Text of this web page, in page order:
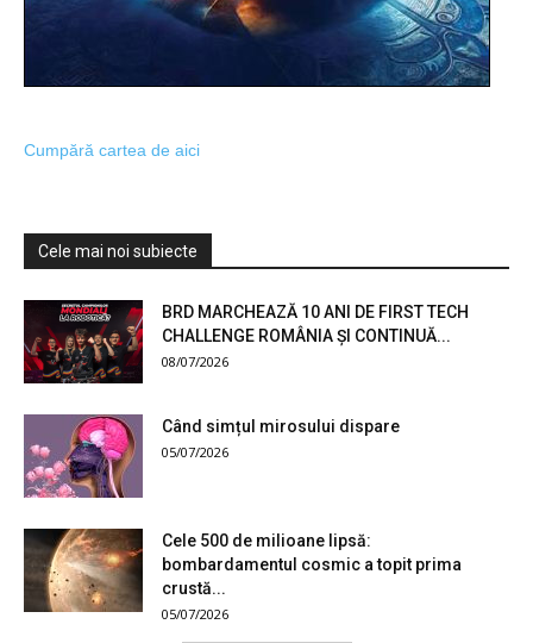
Cumpără cartea de aici
Cele mai noi subiecte
BRD MARCHEAZĂ 10 ANI DE FIRST TECH
CHALLENGE ROMÂNIA ȘI CONTINUĂ...
08/07/2026
Când simțul mirosului dispare
05/07/2026
Cele 500 de milioane lipsă:
bombardamentul cosmic a topit prima
crustă...
05/07/2026